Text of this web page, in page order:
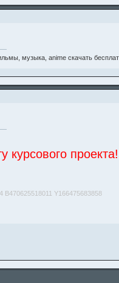
музыка, anime скачать
курсового
B470625518011 Y166475683858